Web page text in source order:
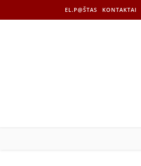
EL.P@ŠTAS KONTAKTAI